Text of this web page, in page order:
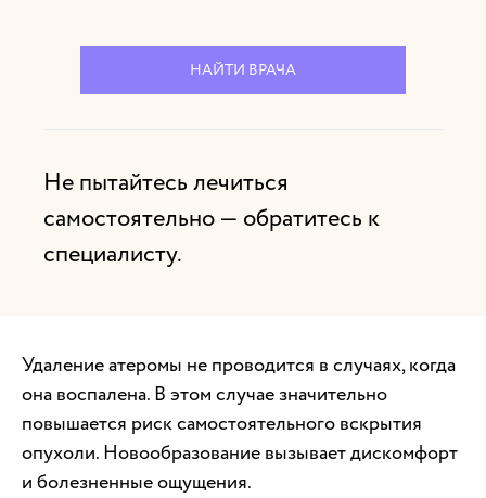
НАЙТИ ВРАЧА
Не пытайтесь лечиться
самостоятельно — обратитесь к
специалисту.
Удаление атеромы не проводится в случаях, когда
она воспалена. В этом случае значительно
повышается риск самостоятельного вскрытия
опухоли. Новообразование вызывает дискомфорт
и болезненные ощущения.